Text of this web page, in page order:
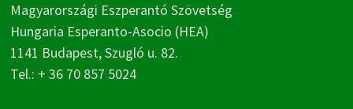
Magyarországi Eszperantó Szövetség
Hungaria Esperanto-Asocio (HEA)
1141 Budapest, Szugló u. 82.
Tel.: + 36 70 857 5024